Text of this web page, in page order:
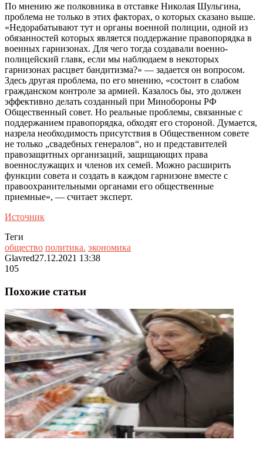
По мнению же полковника в отставке Николая Шульгина,
проблема не только в этих факторах, о которых сказано выше.
«Недорабатывают тут и органы военной полиции, одной из
обязанностей которых является поддержание правопорядка в
военных гарнизонах. Для чего тогда создавали военно-
полицейский главк, если мы наблюдаем в некоторых
гарнизонах расцвет бандитизма?» — задается он вопросом.
Здесь другая проблема, по его мнению, «состоит в слабом
гражданском контроле за армией. Казалось бы, это должен
эффективно делать созданный при Минобороны РФ
Общественный совет. Но реальные проблемы, связанные с
поддержанием правопорядка, обходят его стороной. Думается,
назрела необходимость присутствия в Общественном совете
не только „свадебных генералов“, но и представителей
правозащитных организаций, защищающих права
военнослужащих и членов их семей. Можно расширить
функции совета и создать в каждом гарнизоне вместе с
правоохранительными органами его общественные
приемные», — считает эксперт.
Источник
Теги
общество политика. экономика
Glavred27.12.2021 13:38
105
Похожие статьи